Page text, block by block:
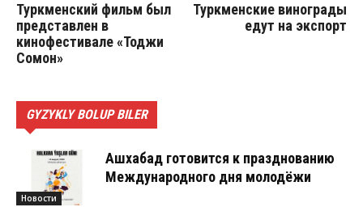
Туркменский фильм был
представлен в
кинофестивале «Тоджи
Сомон»
Туркменские винограды
едут на экспорт
GYZYKLY BOLUP BILER
Новости
Ашхабад готовится к празднованию
Международного дня молодёжи